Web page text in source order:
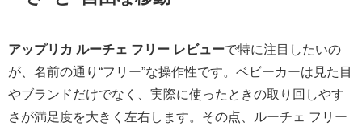
アップリカ ルーチェ フリー レビューで特に注目したいの
が、名前の通り“フリー”な操作性です。ベビーカーは見た目
やブランドだけでなく、実際に使ったときの取り回しやす
さが満足度を大きく左右します。その点、ルーチェ フリー